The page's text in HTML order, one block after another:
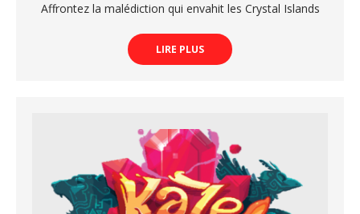
Affrontez la malédiction qui envahit les Crystal Islands
LIRE PLUS